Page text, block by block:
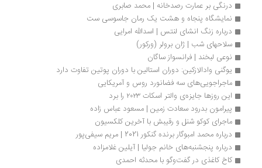
درنگی بر عمارت رصدخانه | محمد صابری
نمایشگاه پنجاه و هشت یک رمان جاسوسی ست
درباره زنگ انشای لنتس | اسدالله امرایی
سلاحهای شب | ژان برولر (ورکور)
نوعی لبخند | فرانسواز ساگان
یوگنی وادالازکین: دوران استالین با دوران پوتین تفاوت دارد
ماجراجویی‌های سه‌ فضانورد روس و آمریکایی
این روزها جایزه‌ی والتر اسکات ۲۰۲۳ را برد
پیرامون بدرود سعادت زمین | مسعود عباس زاده
ماجرای کوکو شنل و رقیبش با آخرین کلکسیون
درباره محمد امبوگار برنده گنکور 2021 | مریم سیفی‌پور
درباره پنجشنبه‌های خانم جولیا | آیلین غلامزاده
کاخ کاغذی در گفت‌وگو با محدثه احمدی